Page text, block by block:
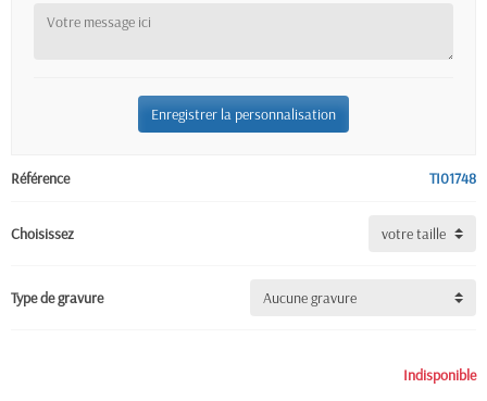
Enregistrer la personnalisation
Référence TI01748
Choisissez
Type de gravure
Indisponible